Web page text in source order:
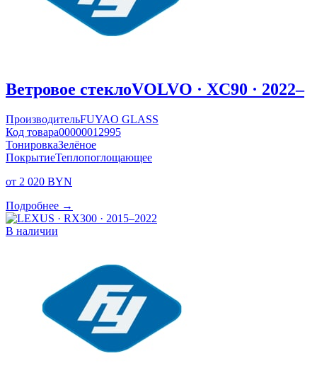
Ветровое стеклоVOLVO · XC90 · 2022–
ПроизводительFUYAO GLASS
Код товара00000012995
ТонировкаЗелёное
ПокрытиеТеплопоглощающее
от 2 020 BYN
Подробнее →
В наличии